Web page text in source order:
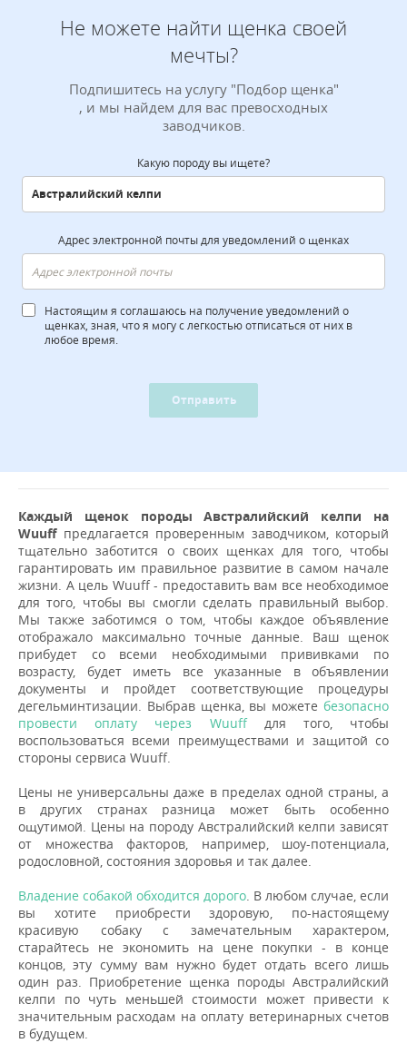
Не можете найти щенка своей
мечты?
Подпишитесь на услугу "Подбор щенка"
, и мы найдем для вас превосходных
заводчиков.
Какую породу вы ищете?
Адрес электронной почты для уведомлений о щенках
Настоящим я соглашаюсь на получение уведомлений о
щенках, зная, что я могу с легкостью отписаться от них в
любое время.
Отправить
Каждый щенок породы Австралийский келпи на
Wuuffпредлагается проверенным заводчиком, который
тщательно заботится о своих щенках для того, чтобы
гарантировать им правильное развитие в самом начале
жизни. А цель Wuuff - предоставить вам все необходимое
для того, чтобы вы смогли сделать правильный выбор.
Мы также заботимся о том, чтобы каждое объявление
отображало максимально точные данные. Ваш щенок
прибудет со всеми необходимыми прививками по
возрасту, будет иметь все указанные в объявлении
документы и пройдет соответствующие процедуры
дегельминтизации. Выбрав щенка, вы можете безопасно
провести оплату через Wuuffдля того, чтобы
воспользоваться всеми преимуществами и защитой со
стороны сервиса Wuuff.
Цены не универсальны даже в пределах одной страны, а
в других странах разница может быть особенно
ощутимой. Цены на породу Австралийский келпи зависят
от множества факторов, например, шоу-потенциала,
родословной, состояния здоровья и так далее.
Владение собакой обходится дорого . В любом случае, если
вы хотите приобрести здоровую, по-настоящему
красивую собаку с замечательным характером,
старайтесь не экономить на цене покупки - в конце
концов, эту сумму вам нужно будет отдать всего лишь
один раз. Приобретение щенка породы Австралийский
келпи по чуть меньшей стоимости может привести к
значительным расходам на оплату ветеринарных счетов
в будущем.